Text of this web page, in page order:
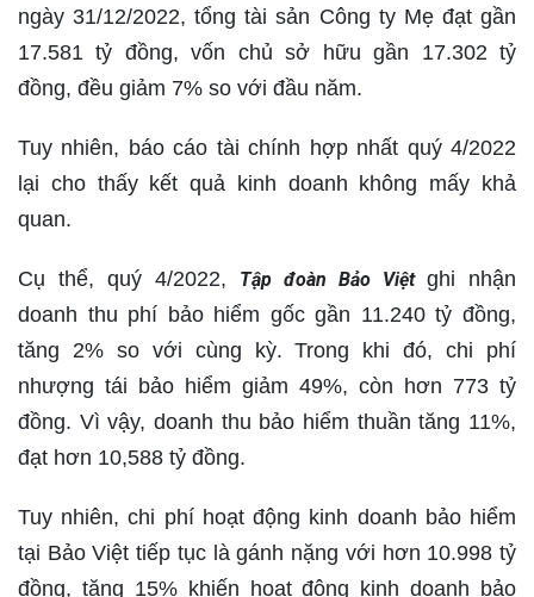
ngày 31/12/2022, tổng tài sản Công ty Mẹ đạt gần
17.581 tỷ đồng, vốn chủ sở hữu gần 17.302 tỷ
đồng, đều giảm 7% so với đầu năm.
Tuy nhiên, báo cáo tài chính hợp nhất quý 4/2022
lại cho thấy kết quả kinh doanh không mấy khả
quan.
Cụ thể, quý 4/2022, Tập đoàn Bảo Việt ghi nhận
doanh thu phí bảo hiểm gốc gần 11.240 tỷ đồng,
tăng 2% so với cùng kỳ. Trong khi đó, chi phí
nhượng tái bảo hiểm giảm 49%, còn hơn 773 tỷ
đồng. Vì vậy, doanh thu bảo hiểm thuần tăng 11%,
đạt hơn 10,588 tỷ đồng.
Tuy nhiên, chi phí hoạt động kinh doanh bảo hiểm
tại Bảo Việt tiếp tục là gánh nặng với hơn 10.998 tỷ
đồng, tăng 15% khiến hoạt động kinh doanh bảo